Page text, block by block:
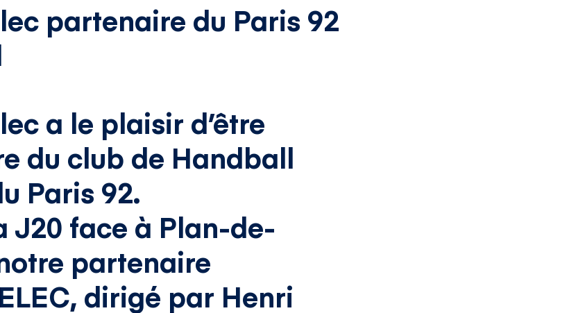
partenaire du Paris 92
a le plaisir d’être
du club de Handball
Paris 92.
J20 face à Plan-de-
partenaire
, dirigé par Henri